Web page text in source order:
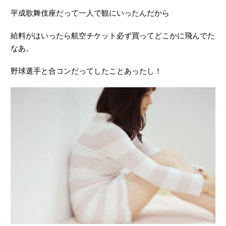
平成歌舞伎座だって一人で観にいったんだから
給料がはいったら航空チケット必ず買ってどこかに飛んでた
なあ。
野球選手と合コンだってしたことあったし！